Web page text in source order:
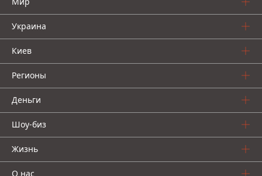
Украина
Киев
Регионы
Деньги
Шоу-биз
Жизнь
О нас